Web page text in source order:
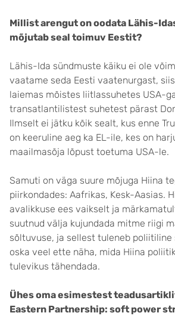
Millist arengut on oodata Lähis-
mõjutab seal toimuv Eestit?
Lähis-Ida sündmuste käiku ei ole
vaatame seda Eesti vaatenurgast,
laiemas mõistes liitlassuhetes USA-
transatlantilistest suhetest pärast
Ilmselt ei jätku kõik sealt, kus enne
on keeruline aeg ka EL-ile, kes on
maailmasõja lõpust toetuma USA-le.
Samuti on väga suure mõjuga Hiina
piirkondades: Aafrikas, Kesk-Aasias.
avalikkuse ees vaikselt ja
suutnud välja kujundada mitme riigi
sõltuvuse, ja sellest tuleneb poliitiline
oska veel ette näha, mida Hiina
tulevikus tähendada.
Ühes oma esimestest
Eastern Partnership: soft power